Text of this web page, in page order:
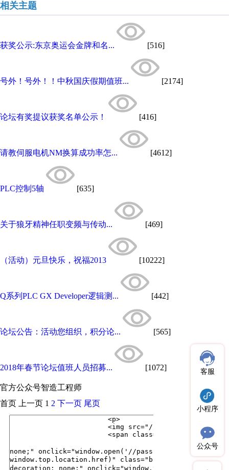
相关主题
获奖公示:东京奥运会金牌和名... [516]
号外！号外！！中秋国庆假期值班... [2174]
论坛有奖提议获奖名单公示！ [416]
请教伺服电机NM换算成功率怎... [4612]
PLC控制5轴 [635]
关于狼牙精神任职变频与传动... [469]
（活动）元旦快乐，祝福2013 [10222]
Q系列PLC GX Developer逻辑测... [442]
论坛公告：活动您组织，积分论... [565]
2018年春节论坛值班人员招募... [1072]
官方公众号智造工程师
客服
小程序
公众号
首页 上一页 1 2 下一页 尾页